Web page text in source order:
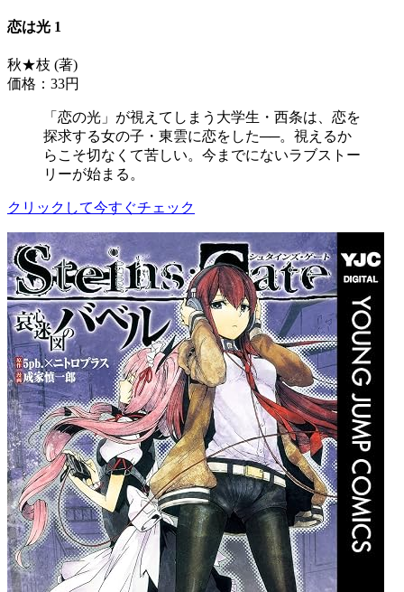
恋は光 1
秋★枝 (著)
価格：33円
「恋の光」が視えてしまう大学生・西条は、恋を
探求する女の子・東雲に恋をした──。視えるか
らこそ切なくて苦しい。今までにないラブストー
リーが始まる。
クリックして今すぐチェック